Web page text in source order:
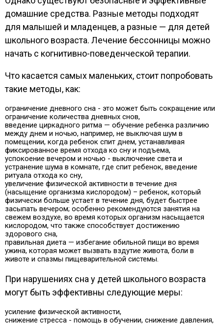
домашние средства. Разные методы подходят
для малышей и младенцев, а разные — для детей
школьного возраста. Лечение бессонницы можно
начать с когнитивно-поведенческой терапии.
Что касается самых маленьких, стоит попробовать
такие методы, как:
ограничение дневного сна - это может быть сокращение или
ограничение количества дневных снов,
введение циркадного ритма — обучение ребенка различию
между днем и ночью, например, не выключая шум в
помещении, когда ребенок спит днем, устанавливая
фиксированное время отхода ко сну и подъема,
успокоение вечером и ночью - выключение света и
устранение шума в комнате, где спит ребенок, введение
ритуала отхода ко сну,
увеличение физической активности в течение дня
(насыщение организма кислородом) – ребенок, который
физически больше устает в течение дня, будет быстрее
засыпать вечером; особенно рекомендуются занятия на
свежем воздухе, во время которых организм насыщается
кислородом, что также способствует достижению
здорового сна,
правильная диета — избегание обильной пищи во время
ужина, которая может вызвать вздутие живота, боли в
животе и спазмы пищеварительной системы.
При нарушениях сна у детей школьного возраста
могут быть эффективны следующие меры:
усиление физической активности,
снижение стресса - помощь в обучении, снижение давления,